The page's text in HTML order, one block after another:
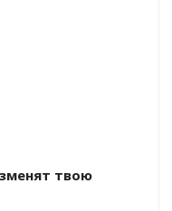
твою